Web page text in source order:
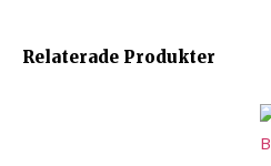
Relaterade Produkter